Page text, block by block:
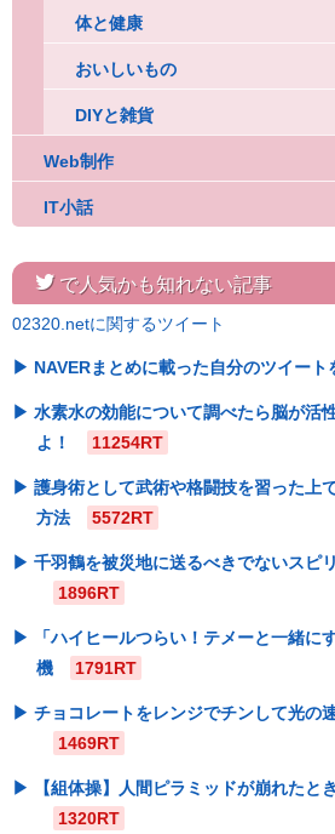
体と健康
おいしいもの
DIYと雑貨
Web制作
IT小話
twitterで人気かも知れない記事
02320.netに関するツイート
NAVERまとめに載った自分のツイート
水素水の効能について調べたら脳が活
よ！
11254RT
護身術として武術や格闘技を習った上
方法
5572RT
千羽鶴を被災地に送るべきでないスピ
1896RT
「ハイヒールつらい！テメーと一緒に
機
1791RT
チョコレートをレンジでチンして光の
1469RT
【組体操】人間ピラミッドが崩れたと
1320RT